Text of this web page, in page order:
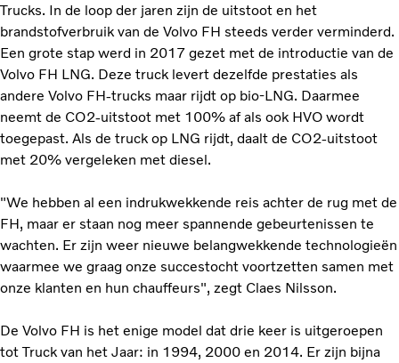
Trucks. In de loop der jaren zijn de uitstoot en het
brandstofverbruik van de Volvo FH steeds verder verminderd.
Een grote stap werd in 2017 gezet met de introductie van de
Volvo FH LNG. Deze truck levert dezelfde prestaties als
andere Volvo FH-trucks maar rijdt op bio-LNG. Daarmee
neemt de CO2-uitstoot met 100% af als ook HVO wordt
toegepast. Als de truck op LNG rijdt, daalt de CO2-uitstoot
met 20% vergeleken met diesel.
"We hebben al een indrukwekkende reis achter de rug met de
FH, maar er staan nog meer spannende gebeurtenissen te
wachten. Er zijn weer nieuwe belangwekkende technologieën
waarmee we graag onze succestocht voortzetten samen met
onze klanten en hun chauffeurs", zegt Claes Nilsson.
De Volvo FH is het enige model dat drie keer is uitgeroepen
tot Truck van het Jaar: in 1994, 2000 en 2014. Er zijn bijna